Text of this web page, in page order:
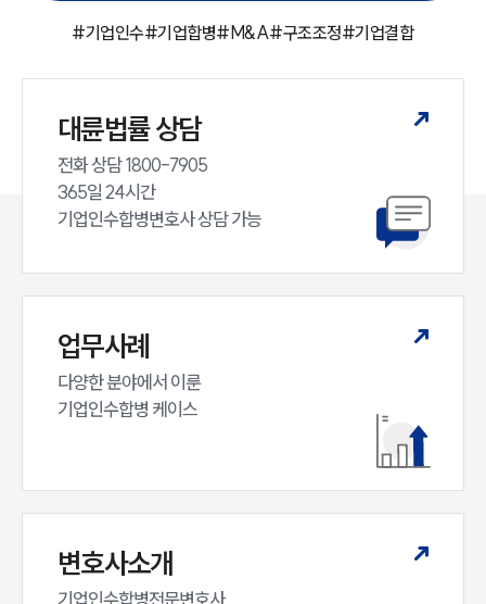
#기업인수#기업합병#M&A#구조조정#기업결합
대륜법률 상담
전화 상담 1800-7905
365일 24시간
기업인수합병변호사 상담 가능
업무사례
다양한 분야에서 이룬
기업인수합병 케이스
변호사소개
기업인수합병전문변호사,